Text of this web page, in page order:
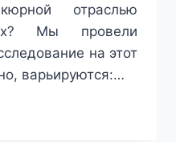
отраслью
Мы провели
на этот
варьируются:…